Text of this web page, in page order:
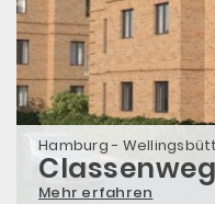
Hamburg -
Mehr erfahren